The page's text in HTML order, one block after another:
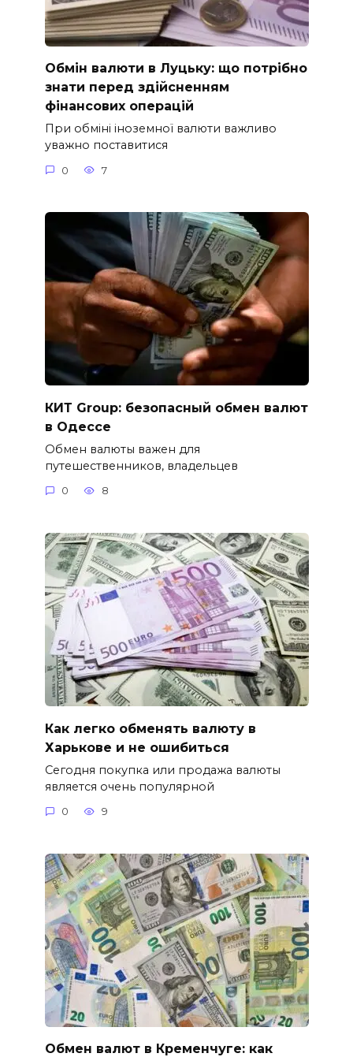
Обмін валюти в Луцьку: що потрібно
знати перед здійсненням
фінансових операцій
При обміні іноземної валюти важливо
уважно поставитися
0 7
КИТ Group: безопасный обмен валют
в Одессе
Обмен валюты важен для
путешественников, владельцев
0 8
Как легко обменять валюту в
Харькове и не ошибиться
Сегодня покупка или продажа валюты
является очень популярной
0 9
Обмен валют в Кременчуге: как